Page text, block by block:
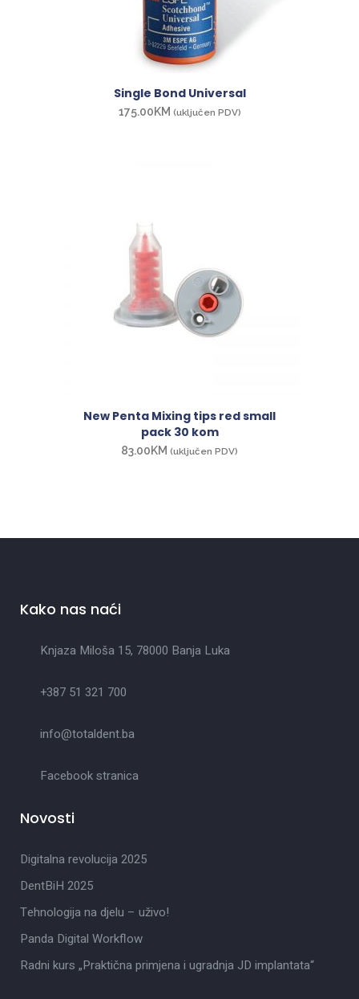
Single Bond Universal
175.00KM (uključen PDV)
New Penta Mixing tips red small
pack 30 kom
83.00KM (uključen PDV)
Kako nas naći
Knjaza Miloša 15, 78000 Banja Luka
+387 51 321 700
info@totaldent.ba
Facebook stranica
Novosti
Digitalna revolucija 2025
DentBiH 2025
Tehnologija na djelu – uživo!
Panda Digital Workflow
Radni kurs „Praktična primjena i ugradnja JD implantata“